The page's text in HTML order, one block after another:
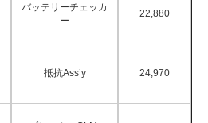
バッテリーチェッカ
ー
22,880
抵抗Ass’y 24,970